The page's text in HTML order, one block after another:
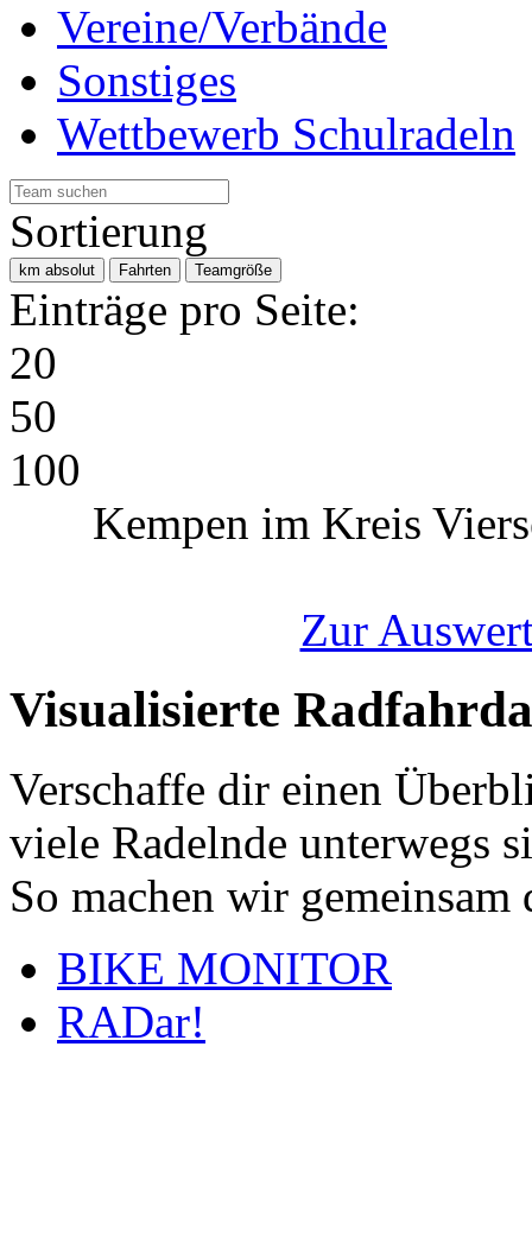
Vereine/Verbände
Sonstiges
Wettbewerb Schulradeln
Sortierung
km absolut Fahrten Teamgröße
Einträge pro Seite:
20
50
100
Kempen im Kreis
Zur
Visualisierte
Verschaffe dir einen
viele Radelnde unterwegs
So machen wir
BIKE MONITOR
RADar!